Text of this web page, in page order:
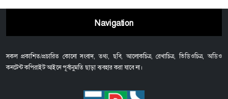
Navigation
সকল প্রকাশিত/প্রচারিত কোনো সংবাদ, তথ্য, ছবি, আলোকচিত্র, রেখাচিত্র, ভিডিওচিত্র, অডিও
কনটেন্ট কপিরাইট আইনে পূর্বানুমতি ছাড়া ব্যবহার করা যাবে না।